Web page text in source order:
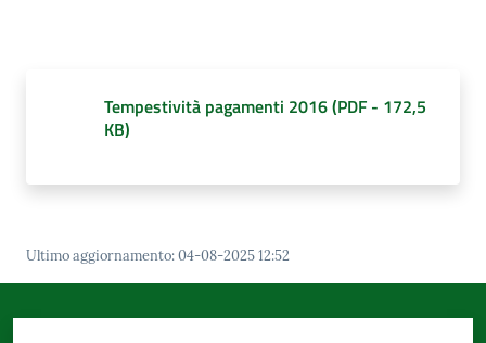
gli
argomenti...
Tempestività pagamenti 2016(PDF - 172,5
KB)
Ultimo aggiornamento:04-08-2025 12:52